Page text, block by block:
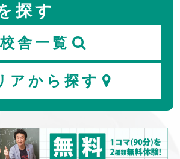
生テスト
進模試について
探す
校舎一覧
アから探す